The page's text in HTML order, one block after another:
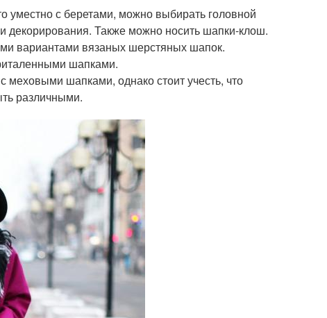
уместно с беретами, можно выбирать головной
декорирования. Также можно носить шапки-клош.
вариантами вязаных шерстяных шапок.
шапками.
шапками, однако стоит учесть, что
различными.